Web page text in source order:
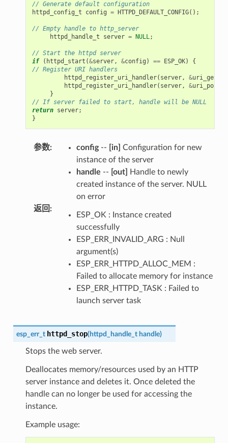
// Generate default configuration
httpd_config_t
config = HTTPD_DEFAULT_CONFIG();
// Empty handle to http_server
httpd_handle_t
server = NULL;
// Start the httpd server
if
( httpd_start (&server, &config ) == ESP_OK)
{
// Register URI handlers
httpd_register_uri_handler( server, &uri_get
httpd_register_uri_handler( server, &uri_post
}
// If server failed to start, handle will be NULL
return server;
}
参数: config-- [in] Configuration for new
instance of the server
handle -- [out]
Handle to newly
created instance of the server. NULL
on error
返回 :
ESP_OK : Instance created
successfully
ESP_ERR_INVALID_ARG : Null
argument(s)
ESP_ERR_HTTPD_ALLOC_MEM :
Failed to allocate memory for instance
ESP_ERR_HTTPD_TASK : Failed to
launch server task
esp_err_t httpd_stop(httpd_handle_t handle)
Stops the web server.
Deallocates memory/resources used by an HTTP
server instance and deletes it. Once deleted the
handle can no longer be used for accessing the
instance.
Example usage: